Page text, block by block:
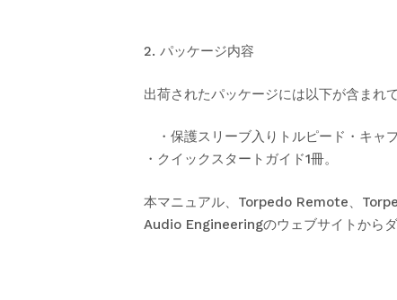
2. パッケージ内容
出荷されたパッケージには以下が含まれて
・保護スリーブ入りトルピード・キャ
・クイックスタートガイド1冊。
本マニュアル、Torpedo Remote、
Audio Engineeringのウェブサイトから